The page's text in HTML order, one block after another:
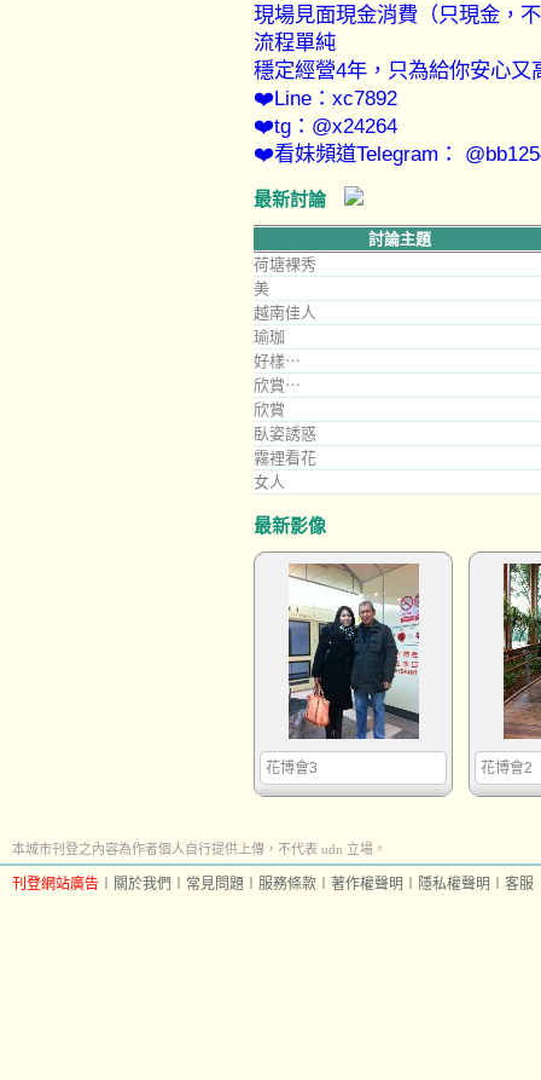
現場見面現金消費（只現金，
流程單純
穩定經營4年，只為給你安心又
❤️Line：xc7892
❤️tg：@x24264
❤️看妹頻道Telegram：
最新討論
討論主題
荷塘裸秀
美
越南佳人
瑜珈
好樣⋯
欣賞⋯
欣賞
臥姿誘惑
霧裡看花
女人
最新影像
花博會3 花博會2
本城市刊登之內容為作者個人自行提供上傳，不代表 udn 立場。
刊登網站廣告 關於我們 常見問題 服務條款 著作權聲明 隱私權聲明 客服